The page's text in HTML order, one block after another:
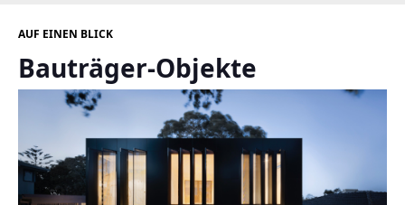
AUF EINEN BLICK
Bauträger-Objekte